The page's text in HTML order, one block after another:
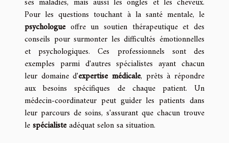
Pour les questions touchant à la santé mentale, le
psychologueoffre un soutien thérapeutique et des
conseils pour surmonter les difficultés émotionnelles
et psychologiques. Ces professionnels sont des
exemples parmi d'autres spécialistes ayant chacun
leur domaine d'expertise médicale, prêts à répondre
aux besoins spécifiques de chaque patient. Un
médecin-coordinateur peut guider les patients dans
leur parcours de soins, s'assurant que chacun trouve
lespécialisteadéquat selon sa situation.